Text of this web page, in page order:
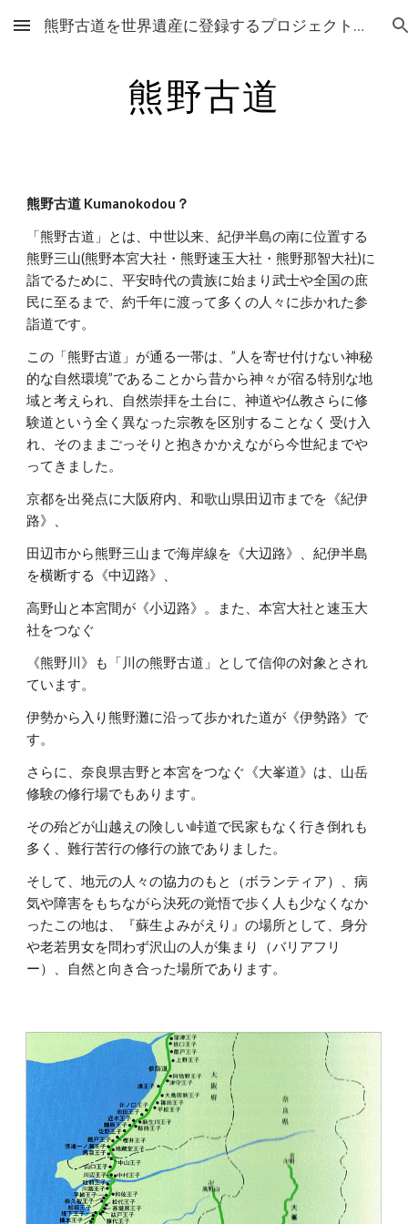
Skip to main content Skip to navigation
熊野古道を世界遺産に登録するプロジェクト準備会
熊野古道
熊野古道 Kumanokodou？
「熊野古道」とは、中世以来、紀伊半島の南に位置する
熊野三山(熊野本宮大社・熊野速玉大社・熊野那智大社)に
詣でるために、平安時代の貴族に始まり武士や全国の庶
民に至るまで、約千年に渡って多くの人々に歩かれた参
詣道です。
この「熊野古道」が通る一帯は、”人を寄せ付けない神秘
的な自然環境”であることから昔から神々が宿る特別な地
域と考えられ、自然崇拝を土台に、神道や仏教さらに修
験道という全く異なった宗教を区別することなく 受け入
れ、そのままごっそりと抱きかかえながら今世紀までや
ってきました。
京都を出発点に大阪府内、和歌山県田辺市までを《紀伊
路》、
田辺市から熊野三山まで海岸線を《大辺路》、紀伊半島
を横断する《中辺路》、
高野山と本宮間が《小辺路》。また、本宮大社と速玉大
社をつなぐ
《熊野川》も「川の熊野古道」として信仰の対象とされ
ています。
伊勢から入り熊野灘に沿って歩かれた道が《伊勢路》で
す。
さらに、奈良県吉野と本宮をつなぐ《大峯道》は、山岳
修験の修行場でもあります。
その殆どが山越えの険しい峠道で民家もなく行き倒れも
多く、難行苦行の修行の旅でありました。
そして、地元の人々の協力のもと（ボランティア）、病
気や障害をもちながら決死の覚悟で歩く人も少なくなか
ったこの地は、『蘇生よみがえり』の場所として、身分
や老若男女を問わず沢山の人が集まり（バリアフリ
ー）、自然と向き合った場所であります。